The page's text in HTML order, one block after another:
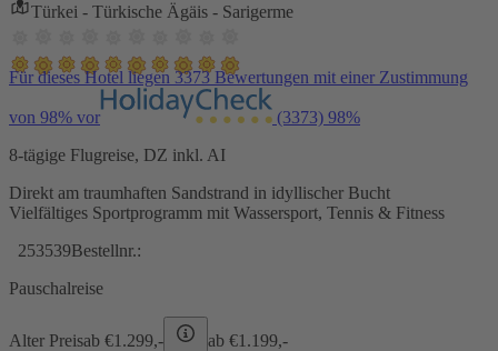
Türkei - Türkische Ägäis - Sarigerme
Für dieses Hotel liegen 3373 Bewertungen mit einer Zustimmung
von 98% vor (3373) 98%
8-tägige Flugreise, DZ inkl. AI
Direkt am traumhaften Sandstrand in idyllischer Bucht
Vielfältiges Sportprogramm mit Wassersport, Tennis & Fitness
253539Bestellnr.:
Pauschalreise
Alter Preisab €1.299,- ab €1.199,-